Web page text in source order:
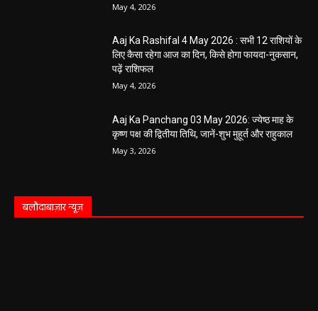
May 4, 2026
Aaj Ka Rashifal 4 May 2026 : सभी 12 राशियों के
लिए कैसा रहेगा आज का दिन, किसे होगा फायदा-नुकसान,
पढ़ें राशिफल
May 4, 2026
Aaj Ka Panchang 03 May 2026: ज्येष्ठ माह के
कृष्ण पक्ष की द्वितीया तिथि, जानें-शुभ मुहूर्त और राहुकाल
May 3, 2026
बलौदाबाज़ार न्यूज़